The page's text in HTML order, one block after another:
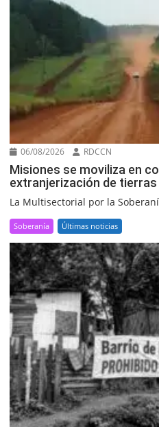
06/08/2026 RDCCN
Misiones se moviliza en
extranjerización de tierras
La Multisectorial por la
Soberanía Últimas noticias